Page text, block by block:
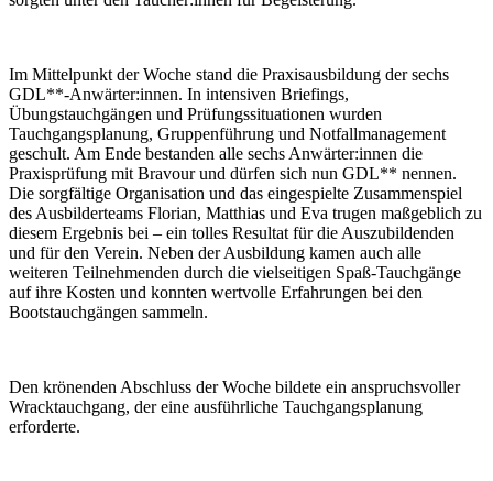
Im Mittelpunkt der Woche stand die Praxisausbildung der sechs
GDL**-Anwärter:innen. In intensiven Briefings,
Übungstauchgängen und Prüfungssituationen wurden
Tauchgangsplanung, Gruppenführung und Notfallmanagement
geschult. Am Ende bestanden alle sechs Anwärter:innen die
Praxisprüfung mit Bravour und dürfen sich nun GDL** nennen.
Die sorgfältige Organisation und das eingespielte Zusammenspiel
des Ausbilderteams Florian, Matthias und Eva trugen maßgeblich zu
diesem Ergebnis bei – ein tolles Resultat für die Auszubildenden
und für den Verein. Neben der Ausbildung kamen auch alle
weiteren Teilnehmenden durch die vielseitigen Spaß-Tauchgänge
auf ihre Kosten und konnten wertvolle Erfahrungen bei den
Bootstauchgängen sammeln.
Den krönenden Abschluss der Woche bildete ein anspruchsvoller
Wracktauchgang, der eine ausführliche Tauchgangsplanung
erforderte.